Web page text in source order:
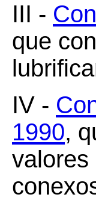
III -
que
IV -
1990,
valores